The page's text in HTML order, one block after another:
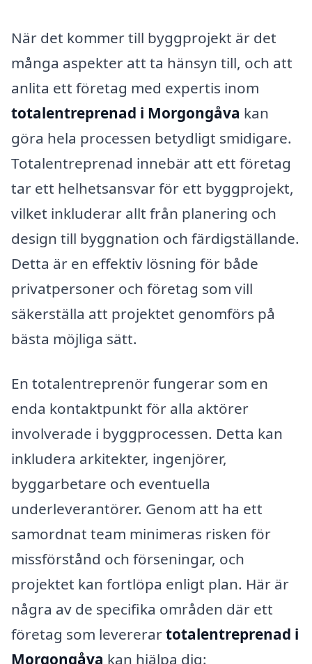
När det kommer till byggprojekt är det
många aspekter att ta hänsyn till, och att
anlita ett företag med expertis inom
totalentreprenad i Morgongåva kan
göra hela processen betydligt smidigare.
Totalentreprenad innebär att ett företag
tar ett helhetsansvar för ett byggprojekt,
vilket inkluderar allt från planering och
design till byggnation och färdigställande.
Detta är en effektiv lösning för både
privatpersoner och företag som vill
säkerställa att projektet genomförs på
bästa möjliga sätt.
En totalentreprenör fungerar som en
enda kontaktpunkt för alla aktörer
involverade i byggprocessen. Detta kan
inkludera arkitekter, ingenjörer,
byggarbetare och eventuella
underleverantörer. Genom att ha ett
samordnat team minimeras risken för
missförstånd och förseningar, och
projektet kan fortlöpa enligt plan. Här är
några av de specifika områden där ett
företag som levererartotalentreprenad i
Morgongåva kan hjälpa dig: